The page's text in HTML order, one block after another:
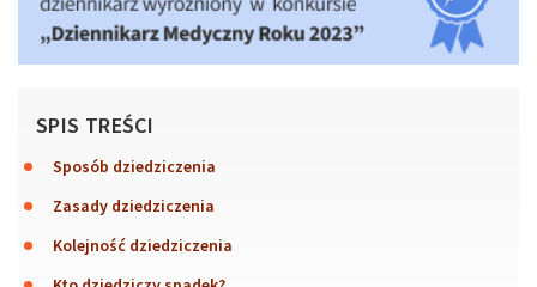
SPIS TREŚCI
Sposób dziedziczenia
Zasady dziedziczenia
Kolejność dziedziczenia